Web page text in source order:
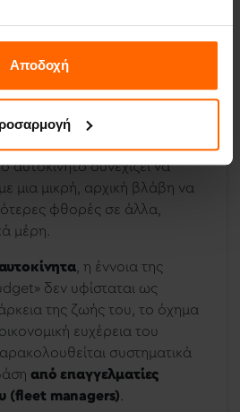
Αποδοχή
αυτοκίνητο συνεχίζει να
μια μικρή, αρχική βλάβη να
φθορές σε άλλα,
μέρη.
, η έννοια της
δεν υφίσταται ως
της ζωής του, το όχημα
ευχέρεια του
συστηματικά
από επαγγελματίες
(fleet managers)